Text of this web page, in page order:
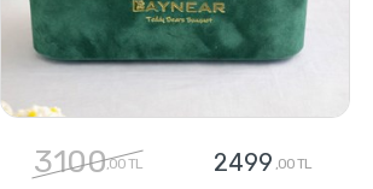
3100,00 TL 2499 ,00 TL